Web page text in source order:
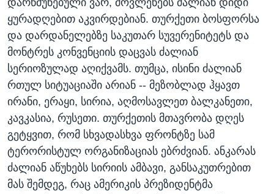
დარწმუნებული ვარ, მოვლენებს ძალიან დიდი
ყურადღებით აკვირდებიან. თურქეთი ბოსფორსა
და დარდანელებზე საკუთარ სუვერენიტეტს და
მონტრეს კონვენციის დაცვას ძალიან
სერიოზულად აღიქვამს. თუმცა, ისინი ძალიან
რთულ სიტუაციაში არიან -- მეზობლად ჰყავთ
ირანი, ერაყი, სირია, აღმოსავლეთ ბალკანეთი,
კავკასია, რუსეთი. თურქეთის მთავრობა დღეს
გეტყვით, რომ სხვადასხვა ფრონტზე სამ
ტერორისტულ ორგანიზაციას ებრძვიან. ანკარას
ძალიან აწუხებს სირიის ამბავი, განსაკუთრებით
მას შემდეგ, რაც ამერიკის პრეზიდენტმა